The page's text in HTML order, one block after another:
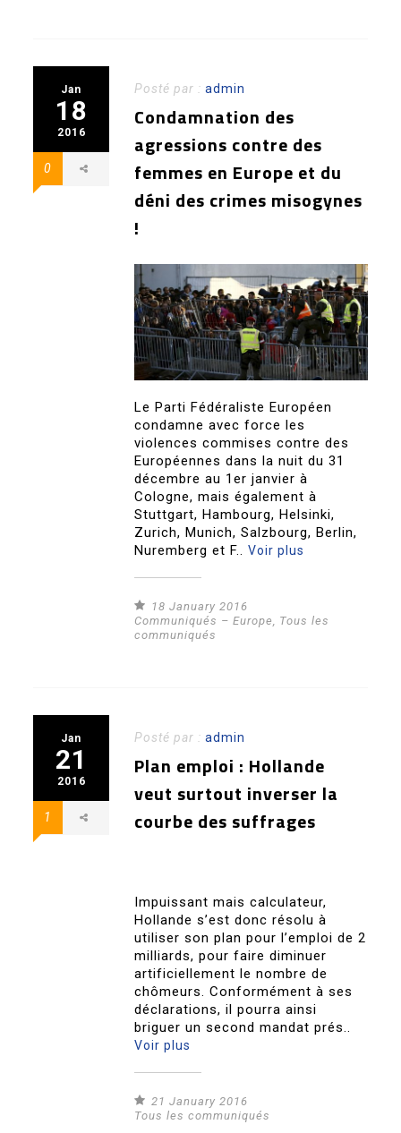
Jan
18
2016
0
Posté par :admin
Condamnation des
agressions contre des
femmes en Europe et du
déni des crimes misogynes
!
Le Parti Fédéraliste Européen
condamne avec force les
violences commises contre des
Européennes dans la nuit du 31
décembre au 1er janvier à
Cologne, mais également à
Stuttgart, Hambourg, Helsinki,
Zurich, Munich, Salzbourg, Berlin,
Nuremberg et F..Voir plus
18 January 2016
Communiqués – Europe, Tous les
communiqués
Jan
21
2016
1
Posté par :admin
Plan emploi : Hollande
veut surtout inverser la
courbe des suffrages
Impuissant mais calculateur,
Hollande s’est donc résolu à
utiliser son plan pour l’emploi de 2
milliards, pour faire diminuer
artificiellement le nombre de
chômeurs. Conformément à ses
déclarations, il pourra ainsi
briguer un second mandat prés..
Voir plus
21 January 2016
Tous les communiqués